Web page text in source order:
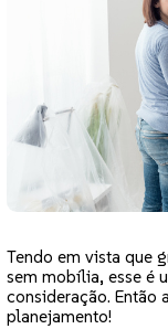
Tendo em vista que
sem mobília, esse é
consideração. Então
planejamento!